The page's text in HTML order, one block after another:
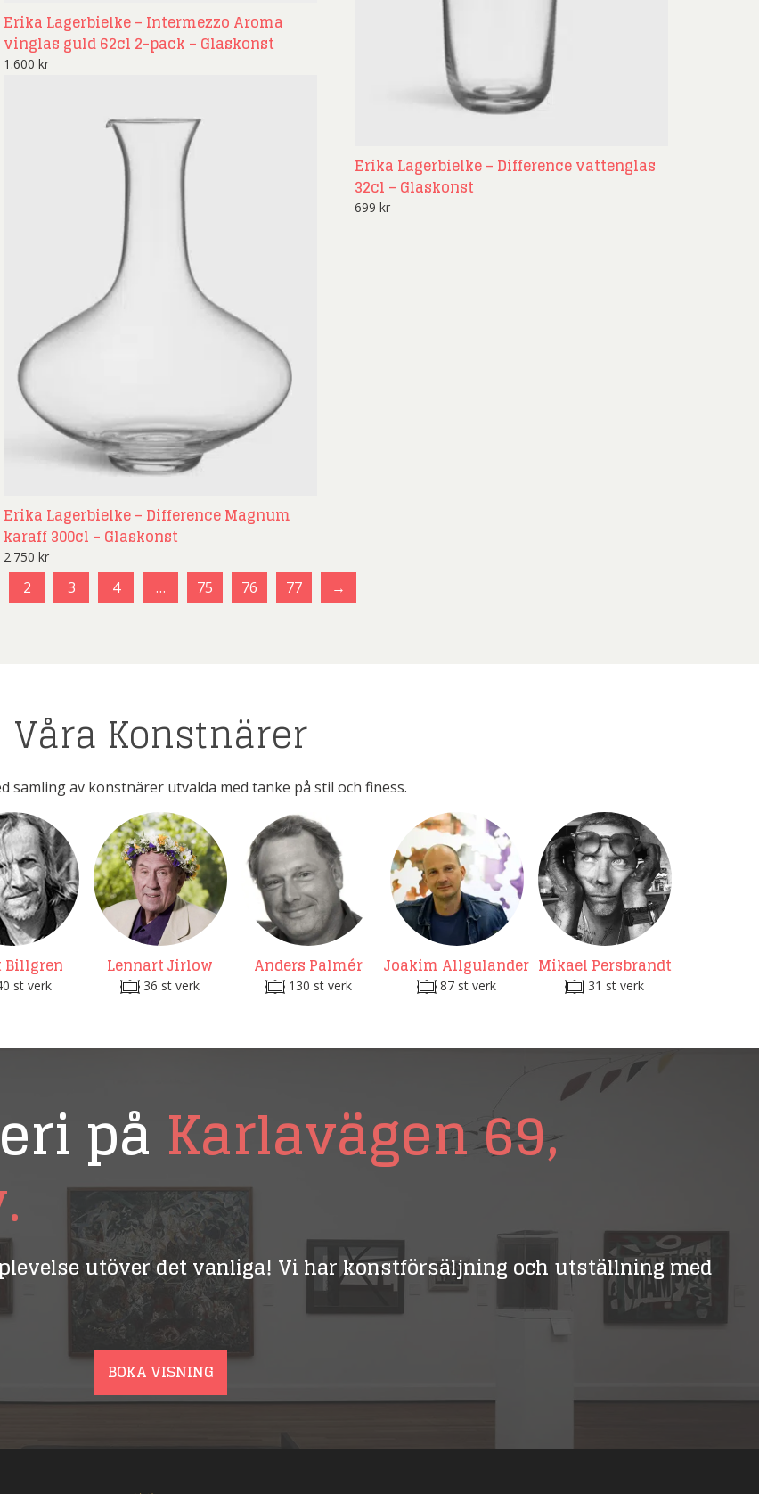
Erika Lagerbielke – Intermezzo Aroma
vinglas guld 62cl 2-pack – Glaskonst
1.600 kr
Erika Lagerbielke – Difference vattenglas
32cl – Glaskonst
699 kr
Erika Lagerbielke – Difference Magnum
karaff 300cl – Glaskonst
2.750 kr
2 3 4 … 75 76 77 →
Våra Konstnärer
samling av konstnärer utvalda med tanke på stil och finess.
Billgren
st verk
Lennart Jirlow
36 st verk
Anders Palmér
130 st verk
Joakim Allgulander
87 st verk
Mikael Persbrandt
31 st verk
på Karlavägen 69,
utöver det vanliga! Vi har konstförsäljning och utställning med
BOKA VISNING